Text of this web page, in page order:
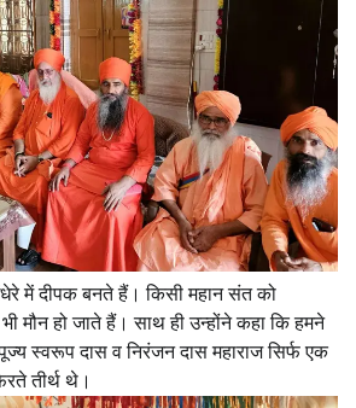
में दीपक बनते हैं। किसी महान संत को
मौन हो जाते हैं। साथ ही उन्होंने कहा कि हमने
स्वरूप दास व निरंजन दास महाराज सिर्फ एक
तीर्थ थे।